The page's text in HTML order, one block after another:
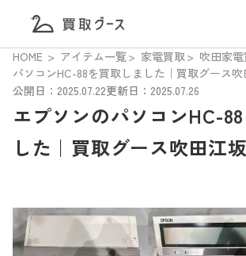
HOME アイテム一覧 家電買取 吹田家
パソコンHC-88を買取しました｜買取グース吹
公開日：2025.07.22更新日：2025.07.26
エプソンのパソコンHC-
した｜買取グース吹田江